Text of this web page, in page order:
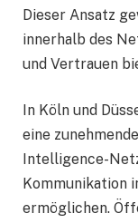
Dieser Ansatz
innerhalb des
und Vertrauen
In Köln und
eine
Intelligence-
Kommunikation
ermöglichen.